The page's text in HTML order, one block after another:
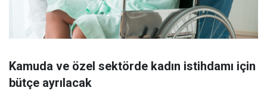
Kamuda ve özel sektörde kadın istihdamı için
bütçe ayrılacak